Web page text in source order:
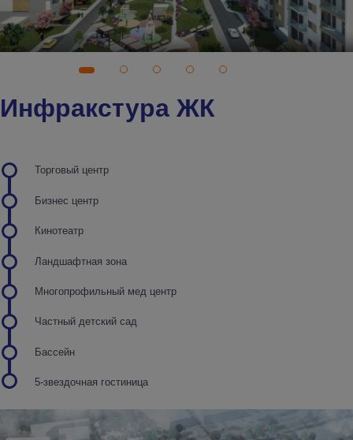
Инфракстура ЖК
Торговый центр
Бизнес центр
Кинотеатр
Ландшафтная зона
Многопрофильный мед центр
Частный детский сад
Бассейн
5-звездочная гостиница